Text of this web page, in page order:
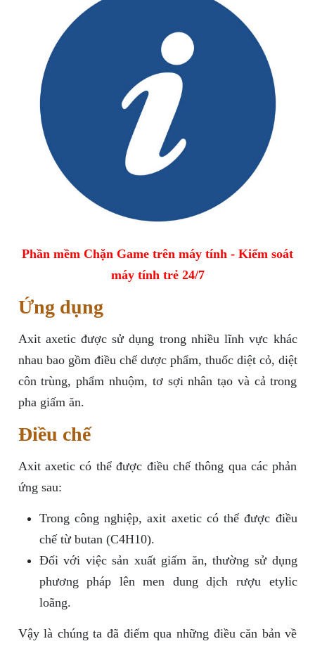
Phần mềm Chặn Game trên máy tính - Kiểm soát
máy tính trẻ 24/7
Ứng dụng
Axit axetic được sử dụng trong nhiều lĩnh vực khác
nhau bao gồm điều chế dược phẩm, thuốc diệt cỏ, diệt
côn trùng, phẩm nhuộm, tơ sợi nhân tạo và cả trong
pha giấm ăn.
Điều chế
Axit axetic có thể được điều chế thông qua các phản
ứng sau:
Trong công nghiệp, axit axetic có thể được điều
chế từ butan (C4H10).
Đối với việc sản xuất giấm ăn, thường sử dụng
phương pháp lên men dung dịch rượu etylic
loãng.
Vậy là chúng ta đã điểm qua những điều căn bản về